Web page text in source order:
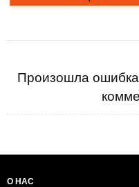
Произошла ошибка
О НАС